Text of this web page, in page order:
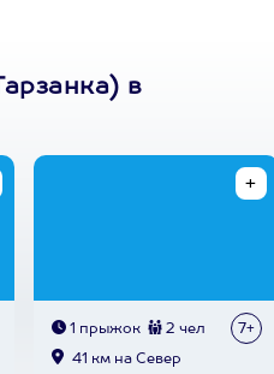
в
1 прыжок 2 чел 7+
41 км на Север